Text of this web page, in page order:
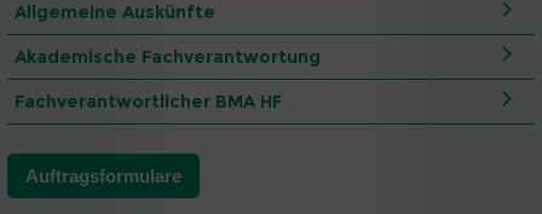
Allgemeine Auskünfte
Akademische Fachverantwortung
Fachverantwortlicher BMA HF
Auftragsformulare